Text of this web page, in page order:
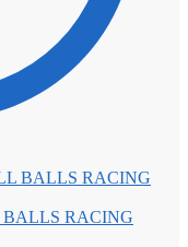
RACING